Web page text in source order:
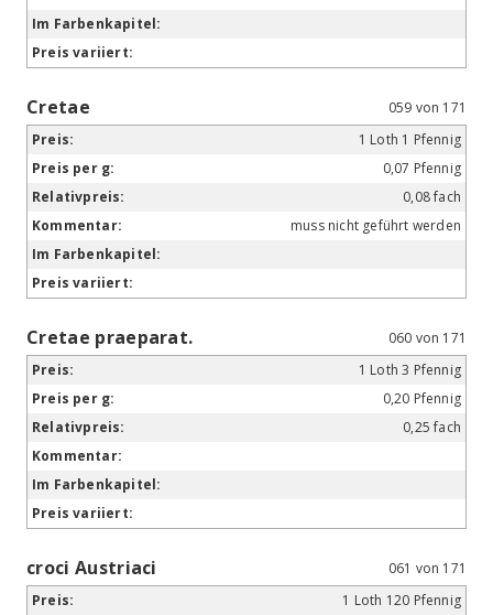
Cretae
059 von 171
1 Loth 1 Pfennig
0,07 Pfennig
0,08 fach
muss nicht geführt werden
Cretae praeparat.
060 von 171
1 Loth 3 Pfennig
0,20 Pfennig
0,25 fach
croci Austriaci
061 von 171
1 Loth 120 Pfennig